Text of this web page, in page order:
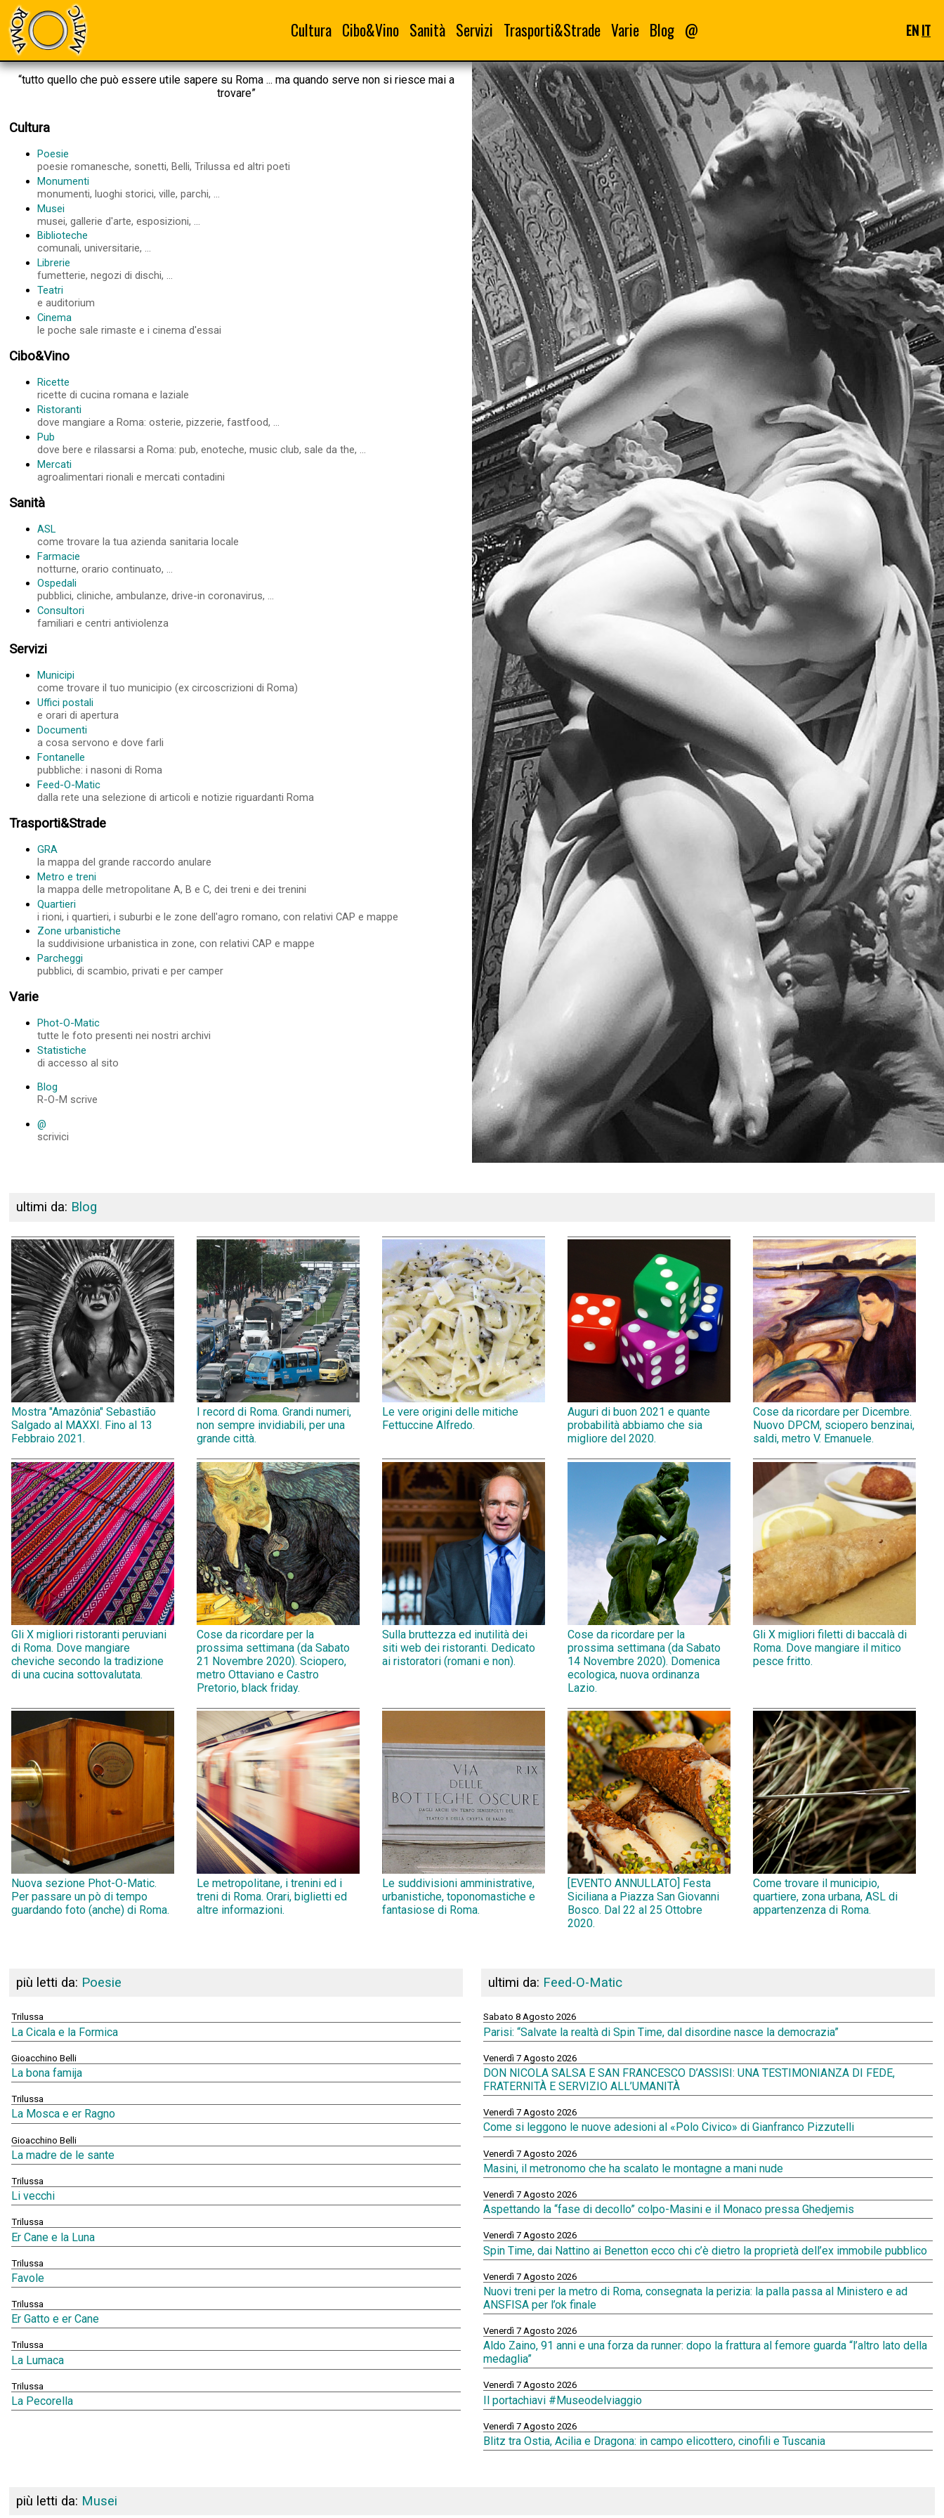
Cultura Cibo&Vino Sanità Servizi Trasporti&Strade Varie Blog @ ENIT
“tutto quello che può essere utile sapere su Roma ... ma quando serve non si riesce mai a
trovare”
Cultura
Poesie
poesie romanesche, sonetti, Belli, Trilussa ed altri poeti
Monumenti
monumenti, luoghi storici, ville, parchi, ...
Musei
musei, gallerie d'arte, esposizioni, ...
Biblioteche
comunali, universitarie, ...
Librerie
fumetterie, negozi di dischi, ...
Teatri
e auditorium
Cinema
le poche sale rimaste e i cinema d'essai
Cibo&Vino
Ricette
ricette di cucina romana e laziale
Ristoranti
dove mangiare a Roma: osterie, pizzerie, fastfood, ...
Pub
dove bere e rilassarsi a Roma: pub, enoteche, music club, sale da the, ...
Mercati
agroalimentari rionali e mercati contadini
Sanità
ASL
come trovare la tua azienda sanitaria locale
Farmacie
notturne, orario continuato, ...
Ospedali
pubblici, cliniche, ambulanze, drive-in coronavirus, ...
Consultori
familiari e centri antiviolenza
Servizi
Municipi
come trovare il tuo municipio (ex circoscrizioni di Roma)
Uffici postali
e orari di apertura
Documenti
a cosa servono e dove farli
Fontanelle
pubbliche: i nasoni di Roma
Feed-O-Matic
dalla rete una selezione di articoli e notizie riguardanti Roma
Trasporti&Strade
GRA
la mappa del grande raccordo anulare
Metro e treni
la mappa delle metropolitane A, B e C, dei treni e dei trenini
Quartieri
i rioni, i quartieri, i suburbi e le zone dell'agro romano, con relativi CAP e mappe
Zone urbanistiche
la suddivisione urbanistica in zone, con relativi CAP e mappe
Parcheggi
pubblici, di scambio, privati e per camper
Varie
Phot-O-Matic
tutte le foto presenti nei nostri archivi
Statistiche
di accesso al sito
Blog
R-O-M scrive
@
scrivici
ultimi da: Blog
Mostra "Amazônia" Sebastião
Salgado al MAXXI. Fino al 13
Febbraio 2021.
I record di Roma. Grandi numeri,
non sempre invidiabili, per una
grande città.
Le vere origini delle mitiche
Fettuccine Alfredo.
Auguri di buon 2021 e quante
probabilità abbiamo che sia
migliore del 2020.
Cose da ricordare per Dicembre.
Nuovo DPCM, sciopero benzinai,
saldi, metro V. Emanuele.
Gli X migliori ristoranti peruviani
di Roma. Dove mangiare
cheviche secondo la tradizione
di una cucina sottovalutata.
Cose da ricordare per la
prossima settimana (da Sabato
21 Novembre 2020). Sciopero,
metro Ottaviano e Castro
Pretorio, black friday.
Sulla bruttezza ed inutilità dei
siti web dei ristoranti. Dedicato
ai ristoratori (romani e non).
Cose da ricordare per la
prossima settimana (da Sabato
14 Novembre 2020). Domenica
ecologica, nuova ordinanza
Lazio.
Gli X migliori filetti di baccalà di
Roma. Dove mangiare il mitico
pesce fritto.
Nuova sezione Phot-O-Matic.
Per passare un pò di tempo
guardando foto (anche) di Roma.
Le metropolitane, i trenini ed i
treni di Roma. Orari, biglietti ed
altre informazioni.
Le suddivisioni amministrative,
urbanistiche, toponomastiche e
fantasiose di Roma.
[EVENTO ANNULLATO] Festa
Siciliana a Piazza San Giovanni
Bosco. Dal 22 al 25 Ottobre
2020.
Come trovare il municipio,
quartiere, zona urbana, ASL di
appartenzenza di Roma.
più letti da: Poesie
Trilussa
La Cicala e la Formica
Gioacchino Belli
La bona famija
Trilussa
La Mosca e er Ragno
Gioacchino Belli
La madre de le sante
Trilussa
Li vecchi
Trilussa
Er Cane e la Luna
Trilussa
Favole
Trilussa
Er Gatto e er Cane
Trilussa
La Lumaca
Trilussa
La Pecorella
ultimi da: Feed-O-Matic
Sabato 8 Agosto 2026
Parisi: “Salvate la realtà di Spin Time, dal disordine nasce la democrazia”
Venerdì 7 Agosto 2026
DON NICOLA SALSA E SAN FRANCESCO D’ASSISI: UNA TESTIMONIANZA DI FEDE,
FRATERNITÀ E SERVIZIO ALL’UMANITÀ
Venerdì 7 Agosto 2026
Come si leggono le nuove adesioni al «Polo Civico» di Gianfranco Pizzutelli
Venerdì 7 Agosto 2026
Masini, il metronomo che ha scalato le montagne a mani nude
Venerdì 7 Agosto 2026
Aspettando la “fase di decollo” colpo-Masini e il Monaco pressa Ghedjemis
Venerdì 7 Agosto 2026
Spin Time, dai Nattino ai Benetton ecco chi c’è dietro la proprietà dell’ex immobile pubblico
Venerdì 7 Agosto 2026
Nuovi treni per la metro di Roma, consegnata la perizia: la palla passa al Ministero e ad
ANSFISA per l’ok finale
Venerdì 7 Agosto 2026
Aldo Zaino, 91 anni e una forza da runner: dopo la frattura al femore guarda “l’altro lato della
medaglia”
Venerdì 7 Agosto 2026
Il portachiavi #Museodelviaggio
Venerdì 7 Agosto 2026
Blitz tra Ostia, Acilia e Dragona: in campo elicottero, cinofili e Tuscania
più letti da: Musei